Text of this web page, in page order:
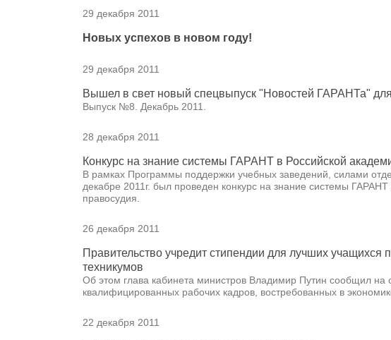
29 декабря 2011
Новых успехов в новом году!
29 декабря 2011
Вышел в свет новый спецвыпуск "Новостей ГАРАНТа"
Выпуск №8. Декабрь 2011.
28 декабря 2011
Конкурс на знание системы ГАРАНТ в Российской
В рамках Программы поддержки учебных заведений, силами
декабре 2011г. был проведен конкурс на знание системы
правосудия.
26 декабря 2011
Правительство учредит стипендии для лучших
техникумов
Об этом глава кабинета министров Владимир Путин сообщил на
квалифицированных рабочих кадров, востребованных в
22 декабря 2011